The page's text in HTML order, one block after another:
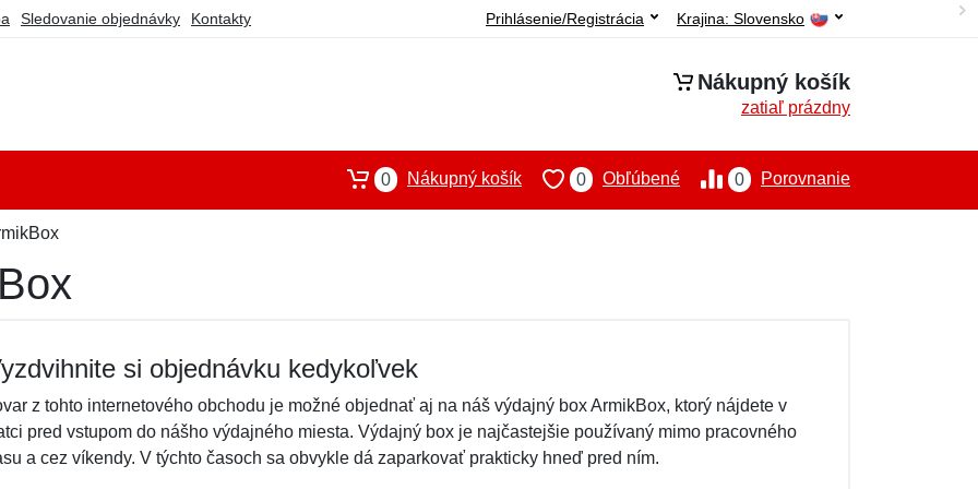
Sledovanie objednávky Kontakty Krajina: Slovensko
Prihlásenie/Registrácia
Nákupný košík
zatiaľ prázdny
0 Porovnanie
0 Obľúbené
0 Nákupný košík
si objednávku kedykoľvek
z tohto internetového obchodu je možné objednať aj na náš výdajný box ArmikBox, ktorý nájdete v
pred vstupom do nášho výdajného miesta. Výdajný box je najčastejšie používaný mimo pracovného
a cez víkendy. V týchto časoch sa obvykle dá zaparkovať prakticky hneď pred ním.